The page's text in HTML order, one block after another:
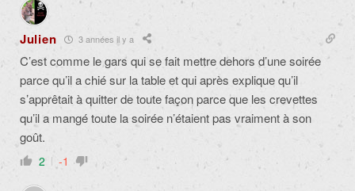
Julien 3 années il y a
C’est comme le gars qui se fait mettre dehors d’une soirée
parce qu’il a chié sur la table et qui après explique qu’il
s’apprêtait à quitter de toute façon parce que les crevettes
qu’il a mangé toute la soirée n’étaient pas vraiment à son
goût.
2 -1